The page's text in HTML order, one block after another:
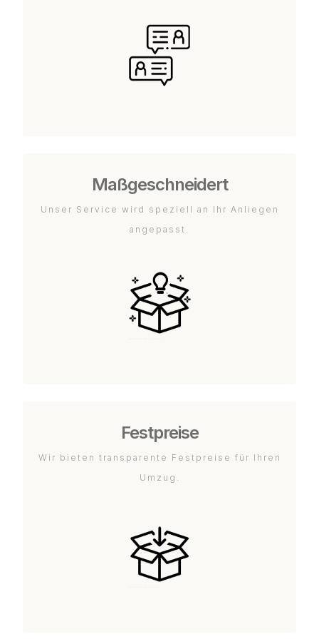
Maßgeschneidert
Unser Service wird speziell an Ihr Anliegen
angepasst.
Festpreise
Wir bieten transparente Festpreise für Ihren
Umzug.